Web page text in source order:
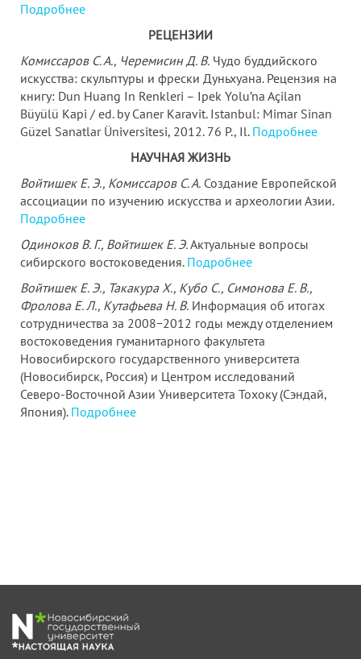
Подробнее
РЕЦЕНЗИИ
Комиссаров С. А., Черемисин Д. В. Чудо буддийского
искусства: скульптуры и фрески Дуньхуана. Рецензия на
книгу: Dun Huang In Renkleri – Ipek Yolu’na Açilan
Büyülü Kapi / ed. by Caner Karavit. Istanbul: Mimar Sinan
Güzel Sanatlar Üniversitesi, 2012. 76 P., Il. Подробнее
НАУЧНАЯ ЖИЗНЬ
Войтишек Е. Э., Комиссаров С. А. Создание Европейской
ассоциации по изучению искусства и археологии Азии.
Подробнее
Одиноков В. Г., Войтишек Е. Э.Актуальные вопросы
сибирского востоковедения. Подробнее
Войтишек Е. Э., Такакура Х., Кубо С., Симонова Е. В.,
Фролова Е. Л., Кутафьева Н. В. Информация об итогах
сотрудничества за 2008−2012 годы между отделением
востоковедения гуманитарного факультета
Новосибирского государственного университета
(Новосибирск, Россия) и Центром исследований
Северо-Восточной Азии Университета Тохоку (Сэндай,
Япония). Подробнее